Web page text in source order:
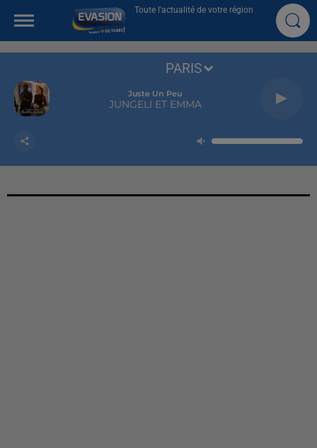
Toute l'actualité de votre région
Juste Un Peu
JUNGELI ET EMMA
PARIS